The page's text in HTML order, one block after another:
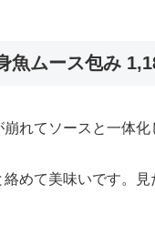
魚ムース包み
崩れてソースと一体
絡めて美味いです。